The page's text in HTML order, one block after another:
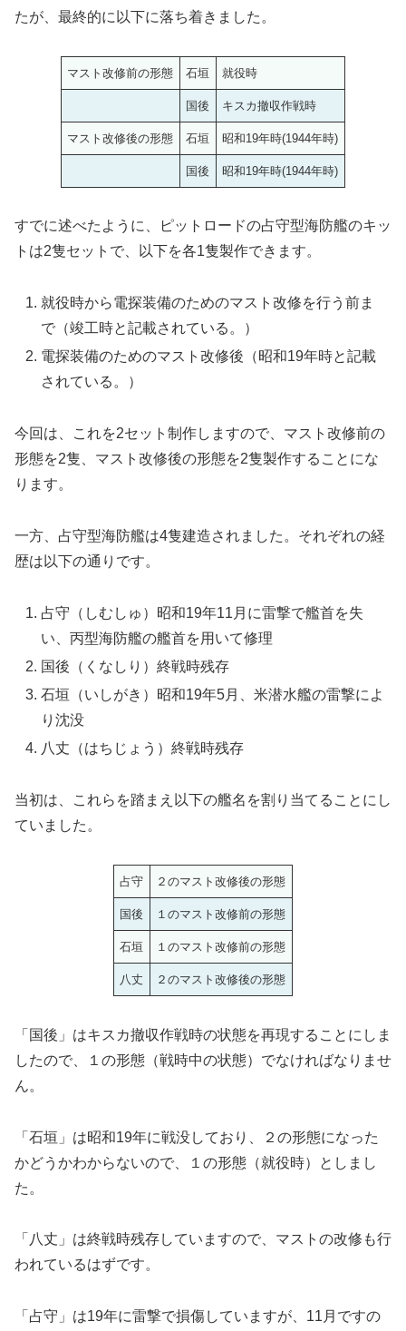
たが、最終的に以下に落ち着きました。
マスト改修前の形態 石垣 就役時
国後 キスカ撤収作戦時
マスト改修後の形態 石垣 昭和19年時(1944年時)
国後 昭和19年時(1944年時)
すでに述べたように、ピットロードの占守型海防艦のキッ
トは2隻セットで、以下を各1隻製作できます。
就役時から電探装備のためのマスト改修を行う前ま
で（竣工時と記載されている。）
電探装備のためのマスト改修後（昭和19年時と記載
されている。）
今回は、これを2セット制作しますので、マスト改修前の
形態を2隻、マスト改修後の形態を2隻製作することにな
ります。
一方、占守型海防艦は4隻建造されました。それぞれの経
歴は以下の通りです。
占守（しむしゅ）昭和19年11月に雷撃で艦首を失
い、丙型海防艦の艦首を用いて修理
国後（くなしり）終戦時残存
石垣（いしがき）昭和19年5月、米潜水艦の雷撃によ
り沈没
八丈（はちじょう）終戦時残存
当初は、これらを踏まえ以下の艦名を割り当てることにし
ていました。
占守 ２のマスト改修後の形態
国後 １のマスト改修前の形態
石垣 １のマスト改修前の形態
八丈 ２のマスト改修後の形態
「国後」はキスカ撤収作戦時の状態を再現することにしま
したので、１の形態（戦時中の状態）でなければなりませ
ん。
「石垣」は昭和19年に戦没しており、２の形態になった
かどうかわからないので、１の形態（就役時）としまし
た。
「八丈」は終戦時残存していますので、マストの改修も行
われているはずです。
「占守」は19年に雷撃で損傷していますが、11月ですの